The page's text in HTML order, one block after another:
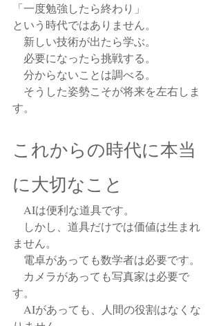
「一度勉強したら終わり」
という時代ではありません。
新しい技術が出たら学ぶ。
必要になったら挑戦する。
分からないことは調べる。
そうした姿勢こそが将来を左右しま
す。
これからの時代に本当
に大切なこと
AIは便利な道具です。
しかし、道具だけでは価値は生まれ
ません。
電卓があっても数学者は必要です。
カメラがあっても写真家は必要で
す。
AIがあっても、人間の役割はなくな